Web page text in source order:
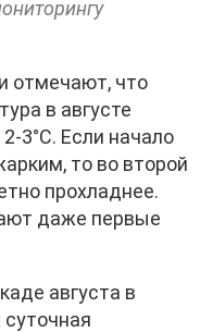
отмечают, что
в августе
3°C. Если начало
то во второй
прохладнее.
даже первые
августа в